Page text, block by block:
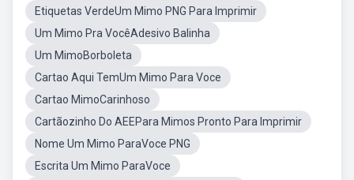
Etiquetas VerdeUm Mimo PNG Para Imprimir
Um Mimo Pra VocêAdesivo Balinha
Um MimoBorboleta
Cartao Aqui TemUm Mimo Para Voce
Cartao MimoCarinhoso
Cartãozinho Do AEEPara Mimos Pronto Para Imprimir
Nome Um Mimo ParaVoce PNG
Escrita Um Mimo ParaVoce